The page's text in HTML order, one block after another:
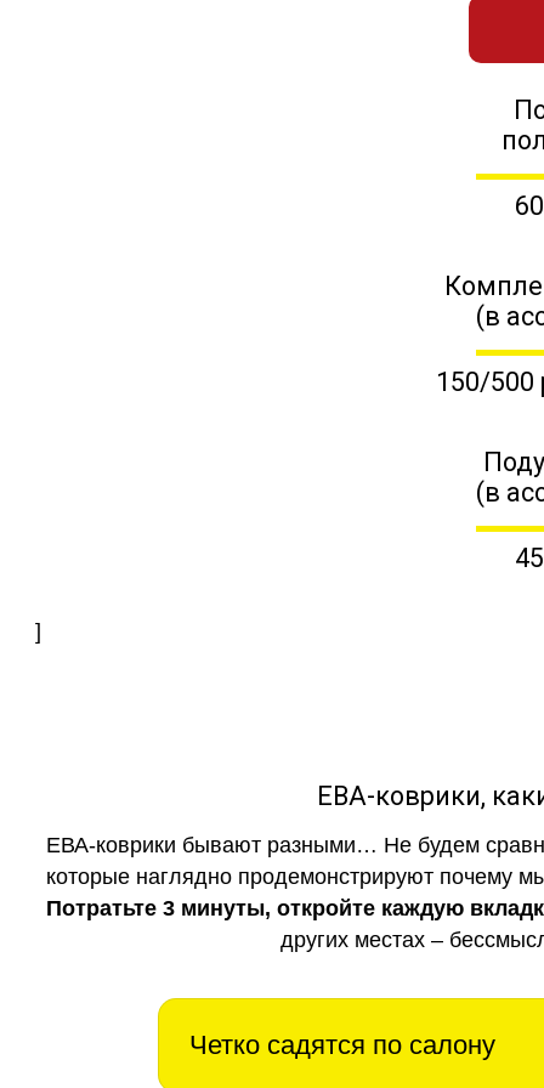
(в
150/500
(в
]
ЕВА-коврики,
ЕВА-коврики бывают разными… Не будем
которые наглядно продемонстрируют почему
Потратьте 3 минуты, откройте каждую
других местах –
Четко садятся по салону